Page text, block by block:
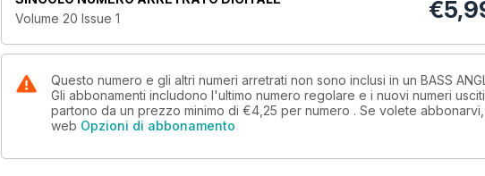
Volume 20 Issue 1
€
Questo numero e gli altri numeri arretrati non sono inclusi in un BASS
Gli abbonamenti includono l'ultimo numero regolare e i nuovi numeri
partono da un prezzo minimo di €4,25 per numero . Se volete
web Opzioni di abbonamento